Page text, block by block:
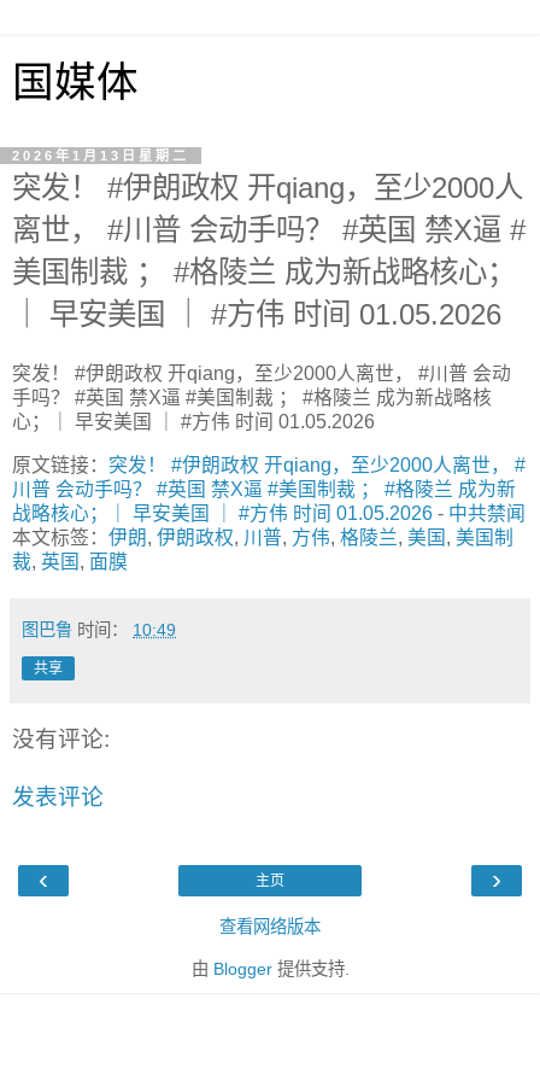
国媒体
2026年1月13日星期二
突发！ #伊朗政权 开qiang，至少2000人
离世， #川普 会动手吗？ #英国 禁X逼 #
美国制裁 ； #格陵兰 成为新战略核心；
｜ 早安美国 ｜ #方伟 时间 01.05.2026
突发！ #伊朗政权 开qiang，至少2000人离世， #川普 会动
手吗？ #英国 禁X逼 #美国制裁 ； #格陵兰 成为新战略核
心；｜ 早安美国 ｜ #方伟 时间 01.05.2026
原文链接： 突发！ #伊朗政权 开qiang，至少2000人离世， #
川普 会动手吗？ #英国 禁X逼 #美国制裁 ； #格陵兰 成为新
战略核心；｜ 早安美国 ｜ #方伟 时间 01.05.2026 - 中共禁闻
本文标签： 伊朗, 伊朗政权, 川普, 方伟, 格陵兰, 美国 , 美国制
裁, 英国 , 面膜
图巴鲁 时间： 10:49
共享
没有评论:
发表评论
‹ ›
主页
查看网络版本
由 Blogger提供支持.